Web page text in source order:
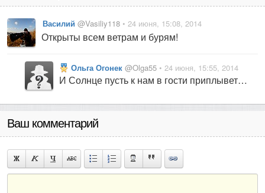
Василий @Vasiliy118 • 24 июня, 15:08, 2014
Открыты всем ветрам и бурям!
Ольга Огонек @Olga55 • 24 июня, 15:55, 2014
И Солнце пусть к нам в гости приплывет…
Ваш комментарий